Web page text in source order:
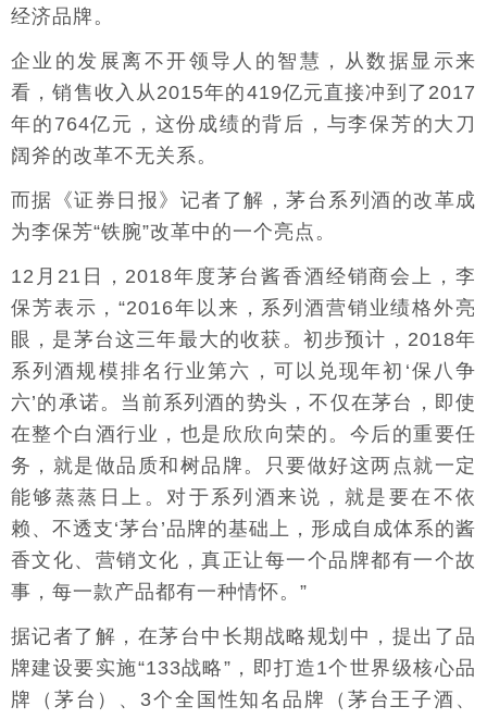
经济品牌。
企业的发展离不开领导人的智慧，从数据显示来
看，销售收入从2015年的419亿元直接冲到了2017
年的764亿元，这份成绩的背后，与李保芳的大刀
阔斧的改革不无关系。
而据《证券日报》记者了解，茅台系列酒的改革成
为李保芳“铁腕”改革中的一个亮点。
12月21日，2018年度茅台酱香酒经销商会上，李
保芳表示，“2016年以来，系列酒营销业绩格外亮
眼，是茅台这三年最大的收获。初步预计，2018年
系列酒规模排名行业第六，可以兑现年初‘保八争
六’的承诺。当前系列酒的势头，不仅在茅台，即使
在整个白酒行业，也是欣欣向荣的。今后的重要任
务，就是做品质和树品牌。只要做好这两点就一定
能够蒸蒸日上。对于系列酒来说，就是要在不依
赖、不透支‘茅台’品牌的基础上，形成自成体系的酱
香文化、营销文化，真正让每一个品牌都有一个故
事，每一款产品都有一种情怀。”
据记者了解，在茅台中长期战略规划中，提出了品
牌建设要实施“133战略”，即打造1个世界级核心品
牌（茅台）、3个全国性知名品牌（茅台王子酒、